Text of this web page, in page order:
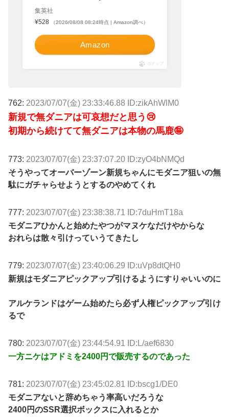
集英社
¥528
（2026/08/08 08:24時点 | Amazon調べ）
Amazon
ポチップ
762: 2023/07/07(金) 23:33:46.88 ID:zikAhWlM0
新規で無ダニアは可哀想だと思う😢
初期から続けてて無ダニアは本物の馬鹿🤪
773: 2023/07/07(金) 23:37:07.20 ID:zyO4bNMQd
そうやってオーバーゾーン新規ちゃんにモダニア狙いの無
駄にガチャらせようとするのやめてくれ
777: 2023/07/07(金) 23:38:38.71 ID:7duHmT18a
モダニアひかんと始めたやつがマヌケなだけやからな
おれらは散々引けっていうてきたし
779: 2023/07/07(金) 23:40:06.29 ID:uVp8dtQH0
新規はモダニアピックアップ引けるようにすりゃいいのに
アルケランドはゲーム始めたら必ず人権ピックアップ引け
るで
780: 2023/07/07(金) 23:44:54.91 ID:L/aef6830
一方ニケはアドミを2400円で販売するのであった
781: 2023/07/07(金) 23:45:02.81 ID:bscg1/DE0
モダニアないと辞めちゃう率高いだろうな
2400円のSSR選択ボックスに入れるとか